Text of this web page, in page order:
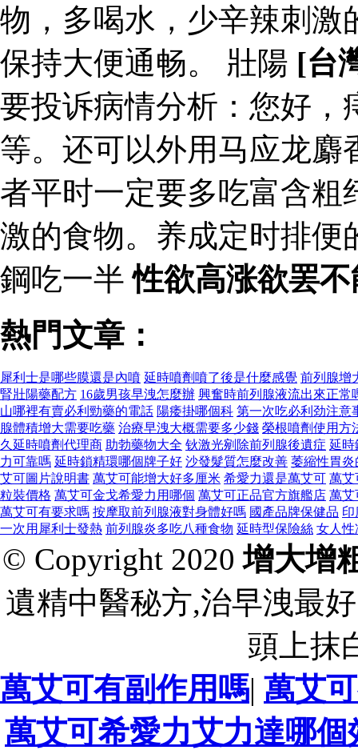
物，多喝水，少辛辣刺激
保持大便通畅。 壯陽 [台
要投诉病情分析：您好，
等。还可以外用马应龙麝
者平时一定要多吃富含粗
激的食物。养成定时排便
鋼吃一半性欲高涨欲罢不
熱門文章：
犀利士是哪些膜還是內噴 延時噴劑噴了後是什麼感覺 前列腺增
腎壯陽藥配方 16歲男孩早洩怎麼辦 興奮時前列腺液流出來正常
山哪裡有賣必利勁藥的電話 陽痿掛哪個科 第一次吃必利劲注意
腺體積增大需要吃藥 治療早洩大概需要多少錢 榮根噴劑使用方
久延時噴劑代理商 助勃藥物大全 钬激光剜除前列腺後遺症 延時
力可靠嗎 延時鎖精環哪個牌子好 沙發髮質怎麼改善 萎縮性胃
艾可圖片說明書 萬艾可能增大好多厘米 希愛力還是萬艾可 萬艾
粒裝價格 萬艾可金戈希愛力用哪個 萬艾可正品官方旗艦店 萬艾
萬艾可有要求嗎 按摩取前列腺液對身體好嗎 國產品牌保健品 印
一次用犀利士發熱 前列腺炎多吃八種食物 延時型保險絲 女人性
© Copyright 2020增大增
遺精中醫秘方,治早洩最
頭上抹
萬艾可有副作用嗎| 萬艾
萬艾可希愛力艾力達哪個